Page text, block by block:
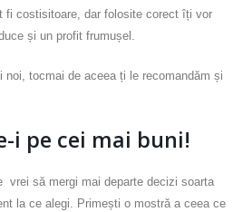
fi costisitoare, dar folosite corect îți vor
și un profit frumușel.
noi, tocmai de aceea ți le recomandăm și
i pe cei mai buni!
vrei să mergi mai departe decizi soarta
la ce alegi. Primești o mostră a ceea ce